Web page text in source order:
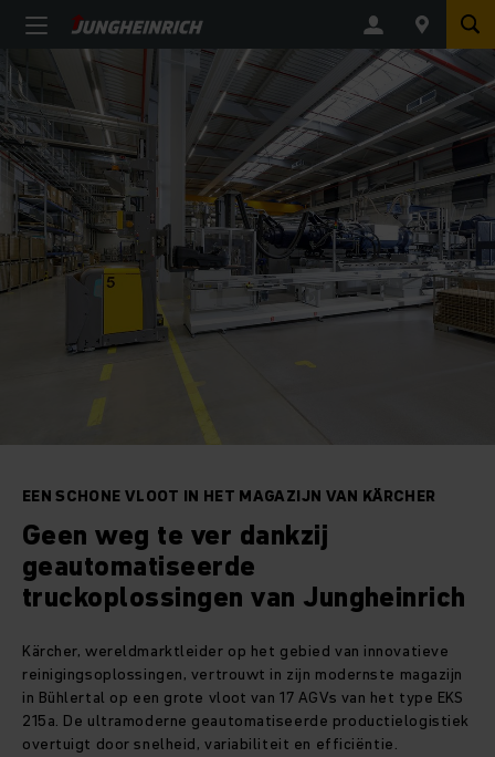
EEN SCHONE VLOOT IN HET MAGAZIJN VAN KÄRCHER
Geen weg te ver dankzij
geautomatiseerde
truckoplossingen van Jungheinrich
Kärcher, wereldmarktleider op het gebied van innovatieve
reinigingsoplossingen, vertrouwt in zijn modernste magazijn
in Bühlertal op een grote vloot van 17 AGVs van het type EKS
215a. De ultramoderne geautomatiseerde productielogistiek
overtuigt door snelheid, variabiliteit en efficiëntie.